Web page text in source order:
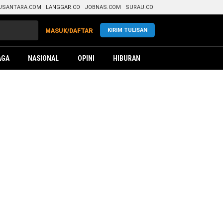
LANGGAR.CO JOBNAS.COM SURAU.CO
KIRIM TULISAN
MASUK/DAFTAR
NASIONAL OPINI HIBURAN